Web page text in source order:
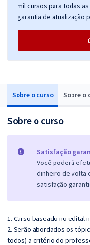
Sobre o curso Sobre o
Sobre o curso
Satisfação
Você poderá
dinheiro de volta
satisfação
1. Curso baseado no edital
2. Serão abordados os
todos) a critério do
mil cursos para todas
garantia de atualização